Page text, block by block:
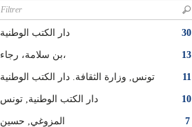
30 دار الكتب الوطنية
13 بن سلامة، رجاء،
11 تونس, وزارة الثقافة. دار الكتب الوطنية
10 دار الكتب الوطنية, تونس
7 المزوغي‏, ‏حسين‏